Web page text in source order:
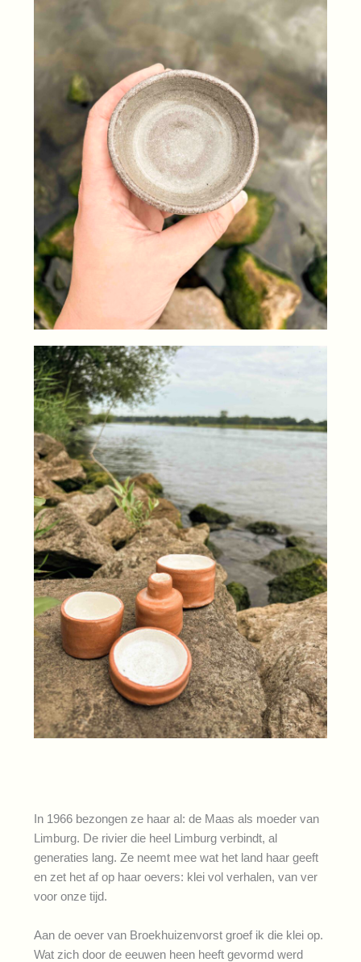
In 1966 bezongen ze haar al: de Maas als moeder van
Limburg. De rivier die heel Limburg verbindt, al
generaties lang. Ze neemt mee wat het land haar geeft
en zet het af op haar oevers: klei vol verhalen, van ver
voor onze tijd.
Aan de oever van Broekhuizenvorst groef ik die klei op.
Wat zich door de eeuwen heen heeft gevormd werd